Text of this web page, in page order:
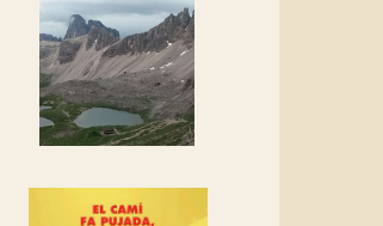
alguna cosa hem de fer...
Els Centpeus signen el
Manifest a favor dels
Camins Vells
associació adhereix-te al